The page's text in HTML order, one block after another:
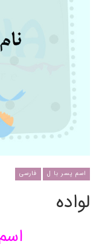
اسم پسر با ل فارسی
لواده